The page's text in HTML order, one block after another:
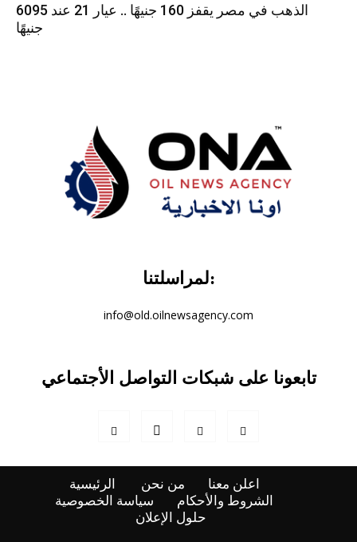
الذهب في مصر يقفز 160 جنيهًا .. عيار 21 عند 6095
جنيهًا
لمراسلتنا:
info@old.oilnewsagency.com
تابعونا على شبكات التواصل الأجتماعي
الرئيسية من نحن
اعلن معنا
سياسة الخصوصية
الشروط والأحكام
حلول الإعلان